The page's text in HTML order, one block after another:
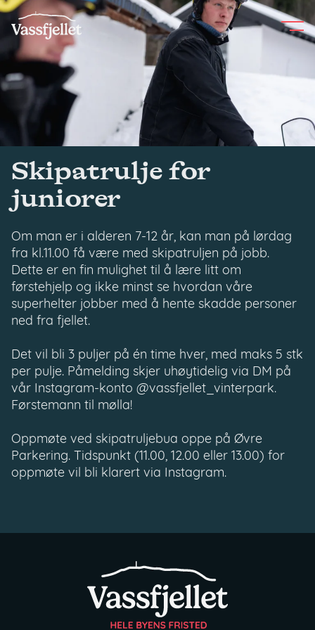
Skip
Skipatrulje for
juniorer
Om man er i alderen 7-12 år, kan man på lørdag
fra kl.11.00 få være med skipatruljen på jobb.
Dette er en fin mulighet til å lære litt om
førstehjelp og ikke minst se hvordan våre
superhelter jobber med å hente skadde personer
ned fra fjellet.
Det vil bli 3 puljer på én time hver, med maks 5 stk
per pulje. Påmelding skjer uhøytidelig via DM på
vår Instagram-konto @vassfjellet_vinterpark.
Førstemann til mølla!
Oppmøte ved skipatruljebua oppe på Øvre
Parkering. Tidspunkt (11.00, 12.00 eller 13.00) for
oppmøte vil bli klarert via Instagram.